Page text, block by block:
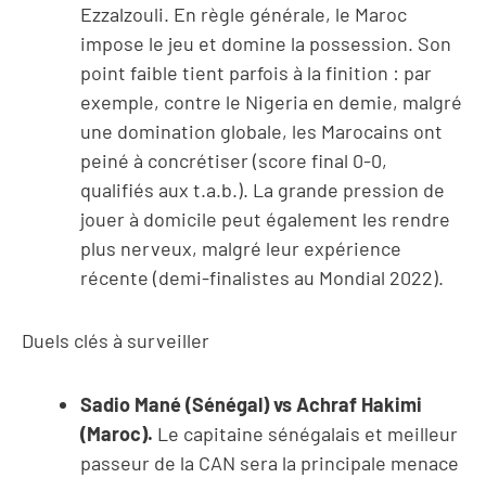
Ezzalzouli. En règle générale, le Maroc
impose le jeu et domine la possession. Son
point faible tient parfois à la finition : par
exemple, contre le Nigeria en demie, malgré
une domination globale, les Marocains ont
peiné à concrétiser (score final 0-0,
qualifiés aux t.a.b.). La grande pression de
jouer à domicile peut également les rendre
plus nerveux, malgré leur expérience
récente (demi-finalistes au Mondial 2022).
Duels clés à surveiller
Sadio Mané (Sénégal) vs Achraf Hakimi
(Maroc). Le capitaine sénégalais et meilleur
passeur de la CAN sera la principale menace